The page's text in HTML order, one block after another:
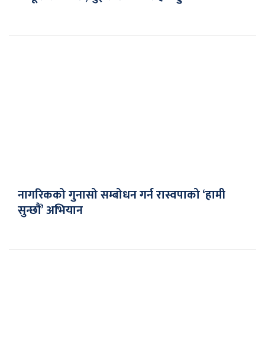
नागरिकको गुनासो सम्बोधन गर्न रास्वपाको ‘हामी
सुन्छौं’ अभियान